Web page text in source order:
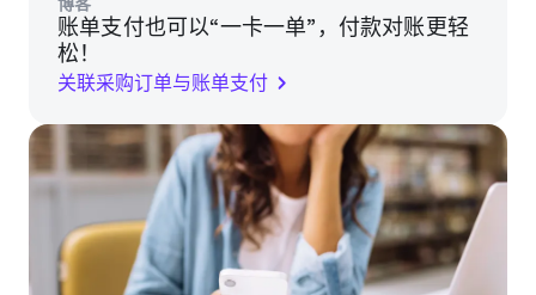
博客
账单支付也可以“一卡一单”，付款对账更轻
松！
关联采购订单与账单支付